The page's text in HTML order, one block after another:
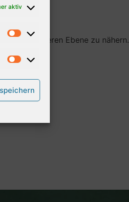
aktiv
ganz anderen Ebene zu nähern.